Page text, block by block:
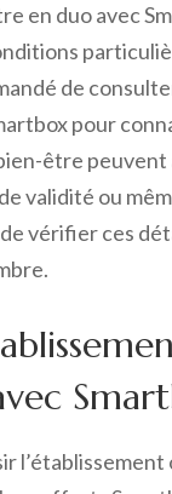
en duo avec
de
pour
être
validité ou
vérifier ces